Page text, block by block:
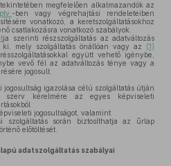
megfelelően alkalmazandók az
-ben vagy végrehajtási rendeleteiben
vonatkozó, a keretszolgáltatásokhoz
csatlakozásra vonatkozó szabályok.
ja szerinti részszolgáltatás az adatváltozás
ki, mely szolgáltatás önállóan vagy az (1)
együtt vehető igénybe,
vevő fél az adatváltozás ténye vagy a
jogosult.
jogosultság igazolása célú szolgáltatás útján
szerv kérelmére az egyes képviseleti
jogosultságot, valamint
szolgáltatás során biztosíthatja az űrlap
előtöltését.
adatszolgáltatás szabályai